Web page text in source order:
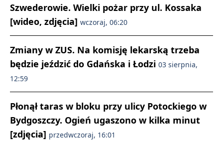
Szwederowie. Wielki pożar przy ul. Kossaka
[wideo, zdjęcia] wczoraj, 06:20
Zmiany w ZUS. Na komisję lekarską trzeba
będzie jeździć do Gdańska i Łodzi 03 sierpnia,
12:59
Płonął taras w bloku przy ulicy Potockiego w
Bydgoszczy. Ogień ugaszono w kilka minut
[zdjęcia] przedwczoraj, 16:01